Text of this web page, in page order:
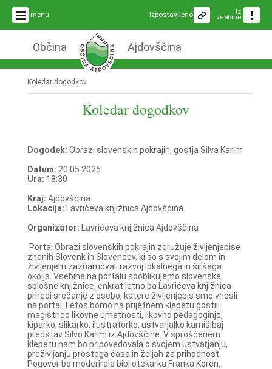
menu iz
vsebine
izpostavljeno
Občina Ajdovščina
Koledar dogodkov
Koledar dogodkov
Dogodek: Obrazi slovenskih pokrajin, gostja Silva Karim
Datum: 20.05.2025
Ura: 18:30
Kraj: Ajdovščina
Lokacija: Lavričeva knjižnica Ajdovščina
Organizator: Lavričeva knjižnica Ajdovščina
Portal Obrazi slovenskih pokrajin združuje življenjepise
znanih Slovenk in Slovencev, ki so s svojim delom in
življenjem zaznamovali razvoj lokalnega in širšega
okolja. Vsebine na portalu sooblikujemo slovenske
splošne knjižnice, enkrat letno pa Lavričeva knjižnica
priredi srečanje z osebo, katere življenjepis smo vnesli
na portal. Letos bomo na prijetnem klepetu gostili
magistrico likovne umetnosti, likovno pedagoginjo,
kiparko, slikarko, ilustratorko, ustvarjalko kamišibaj
predstav Silvo Karim iz Ajdovščine. V sproščenem
klepetu nam bo pripovedovala o svojem ustvarjanju,
preživljanju prostega časa in željah za prihodnost.
Pogovor bo moderirala bibliotekarka Franka Koren.